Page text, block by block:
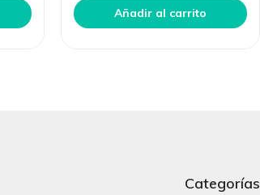
Añadir al carrito
Categorías